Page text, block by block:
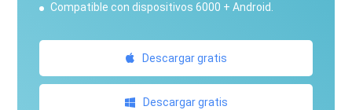
Compatible con dispositivos 6000 + Android.
Descargar gratis
Descargar gratis